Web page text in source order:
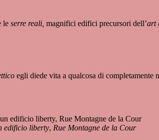
le serre reali, magnifici edifici precursori dell’art
egli diede vita a qualcosa di completamente
edificio liberty, Rue Montagne de la Cour